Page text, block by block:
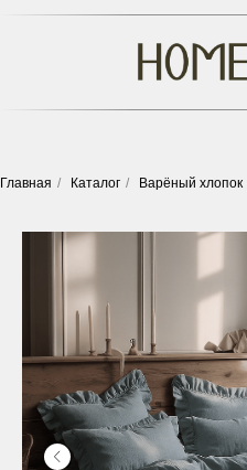
Главная / Каталог / Варёный хлопок